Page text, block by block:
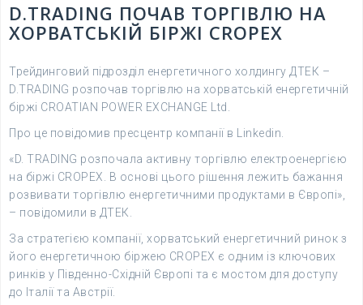
D.TRADING ПОЧАВ ТОРГІВЛЮ НА
ХОРВАТСЬКІЙ БІРЖІ CROPEX
Трейдинговий підрозділ енергетичного холдингу ДТЕК –
D.TRADING розпочав торгівлю на хорватській енергетичній
біржі CROATIAN POWER EXCHANGE Ltd.
Про це повідомив пресцентр компанії в Linkedin.
«D. TRADING розпочала активну торгівлю електроенергією
на біржі CROPEX. В основі цього рішення лежить бажання
розвивати торгівлю енергетичними продуктами в Європі»,
– повідомили в ДТЕК.
За стратегією компанії, хорватський енергетичний ринок з
його енергетичною біржею CROPEX є одним із ключових
ринків у Південно-Східній Європі та є мостом для доступу
до Італії та Австрії.